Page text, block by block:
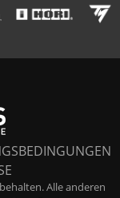
Alle anderen